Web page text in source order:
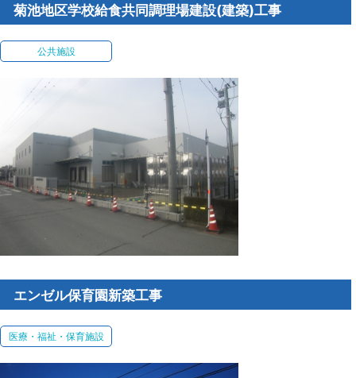
菊池地区学校給食共同調理場建設(建築)工事
公共施設
エンゼル保育園新築工事
医療・福祉・保育施設